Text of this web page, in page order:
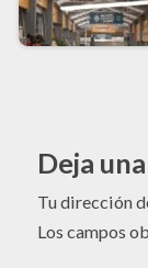
Deja
Tu dirección
Los campos